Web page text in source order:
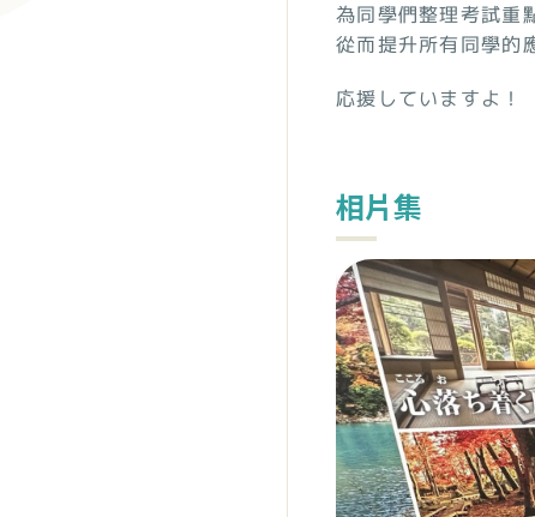
為同學們整理考試重
從而提升所有同學的
応援していますよ！
相片集